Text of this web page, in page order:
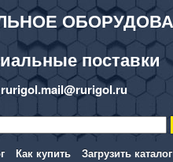
поставки
rurigol.mail@rurigol.ru
Как купить Загрузить каталог